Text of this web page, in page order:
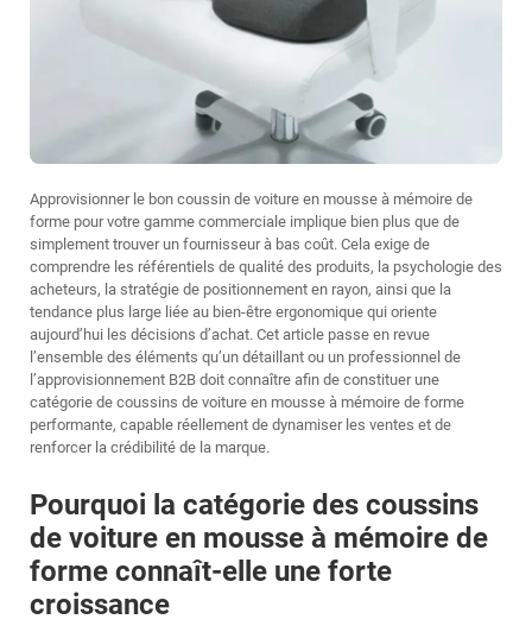
Approvisionner le bon coussin de voiture en mousse à mémoire de
forme pour votre gamme commerciale implique bien plus que de
simplement trouver un fournisseur à bas coût. Cela exige de
comprendre les référentiels de qualité des produits, la psychologie des
acheteurs, la stratégie de positionnement en rayon, ainsi que la
tendance plus large liée au bien-être ergonomique qui oriente
aujourd’hui les décisions d’achat. Cet article passe en revue
l’ensemble des éléments qu’un détaillant ou un professionnel de
l’approvisionnement B2B doit connaître afin de constituer une
catégorie de coussins de voiture en mousse à mémoire de forme
performante, capable réellement de dynamiser les ventes et de
renforcer la crédibilité de la marque.
Pourquoi la catégorie des coussins
de voiture en mousse à mémoire de
forme connaît-elle une forte
croissance